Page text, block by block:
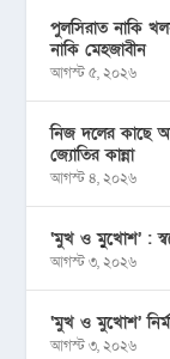
পুলসিরাত নাকি
নাকি মেহজাবীন
আগস্ট ৫, ২০২৬
নিজ দলের কাছে
জ্যোতির কান্না
আগস্ট ৪, ২০২৬
‘মুখ ও মু্খোশ’ :
আগস্ট ৩, ২০২৬
‘মুখ ও মুখোশ’
আগস্ট ৩, ২০২৬